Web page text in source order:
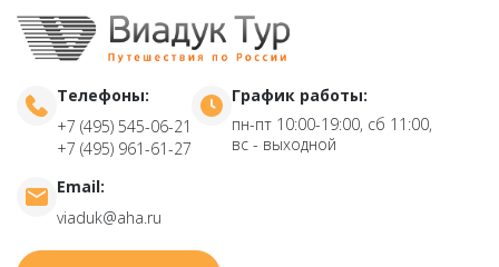
Телефоны:
+7 (495) 545-06-21
+7 (495) 961-61-27
График работы:
пн-пт 10:00-19:00, сб 11:00,
вс - выходной
Email:
viaduk@aha.ru